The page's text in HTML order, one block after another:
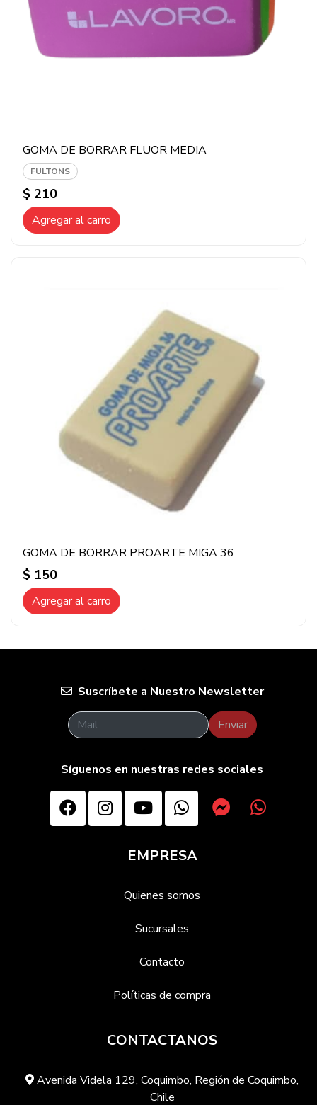
GOMA DE BORRAR FLUOR MEDIA
FULTONS
$ 210
Agregar al carro
GOMA DE BORRAR PROARTE MIGA 36
$ 150
Agregar al carro
Suscríbete a Nuestro Newsletter
Enviar
Síguenos en nuestras redes sociales
EMPRESA
Quienes somos
Sucursales
Contacto
Políticas de compra
CONTACTANOS
Avenida Videla 129, Coquimbo, Región de Coquimbo,
Chile